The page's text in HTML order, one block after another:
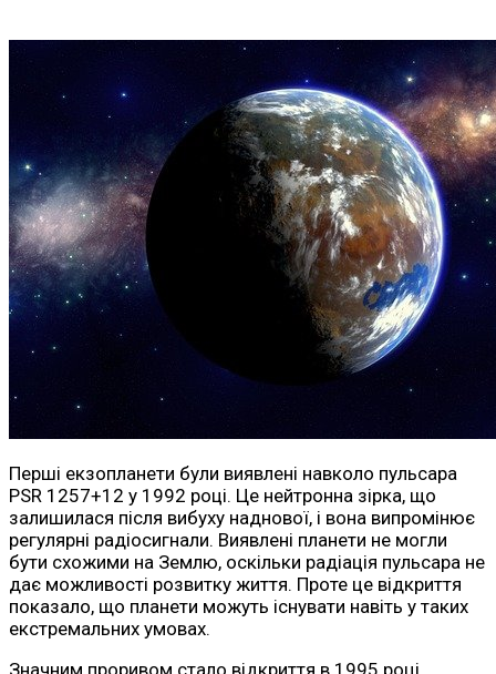
Перші екзопланети були виявлені навколо пульсара
PSR 1257+12 у 1992 році. Це нейтронна зірка, що
залишилася після вибуху наднової, і вона випромінює
регулярні радіосигнали. Виявлені планети не могли
бути схожими на Землю, оскільки радіація пульсара не
дає можливості розвитку життя. Проте це відкриття
показало, що планети можуть існувати навіть у таких
екстремальних умовах.
Значним проривом стало відкриття в 1995 році